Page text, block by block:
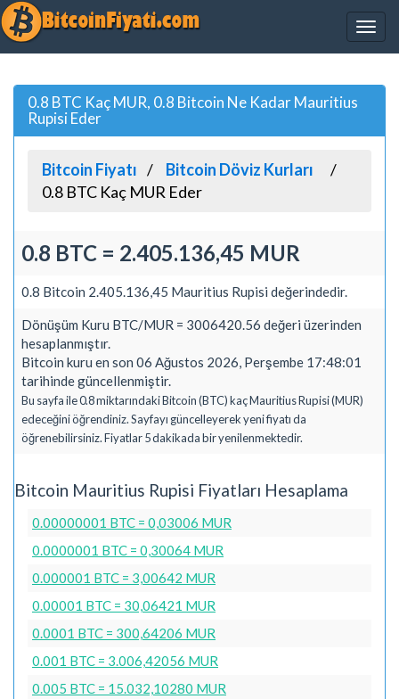
0.8 BTC Kaç MUR, 0.8 Bitcoin Ne Kadar Mauritius
Rupisi Eder
Bitcoin Fiyatı
Bitcoin Döviz Kurları
0.8 BTC Kaç MUR Eder
0.8 BTC = 2.405.136,45 MUR
0.8 Bitcoin 2.405.136,45 Mauritius Rupisi değerindedir.
Dönüşüm Kuru BTC/MUR = 3006420.56 değeri üzerinden
hesaplanmıştır.
Bitcoin kuru en son 06 Ağustos 2026, Perşembe 17:48:01
tarihinde güncellenmiştir.
Bu sayfa ile 0.8 miktarındaki Bitcoin (BTC) kaç Mauritius Rupisi (MUR)
edeceğini öğrendiniz. Sayfayı güncelleyerek yeni fiyatı da
öğrenebilirsiniz. Fiyatlar 5 dakikada bir yenilenmektedir.
Bitcoin Mauritius Rupisi Fiyatları Hesaplama
0.00000001 BTC = 0,03006 MUR
0.0000001 BTC = 0,30064 MUR
0.000001 BTC = 3,00642 MUR
0.00001 BTC = 30,06421 MUR
0.0001 BTC = 300,64206 MUR
0.001 BTC = 3.006,42056 MUR
0.005 BTC = 15.032,10280 MUR